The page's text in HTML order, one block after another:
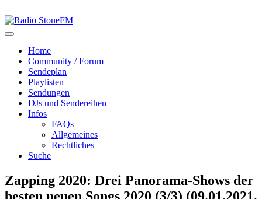
Home
Community / Forum
Sendeplan
Playlisten
Sendungen
DJs und Sendereihen
Infos
FAQs
Allgemeines
Rechtliches
Suche
Zapping 2020: Drei Panorama-Shows der